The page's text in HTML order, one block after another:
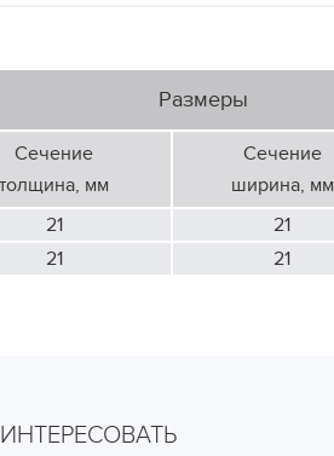
Размеры
Сечение
толщина, мм
Сечение
ширина, мм
21 21
21 21